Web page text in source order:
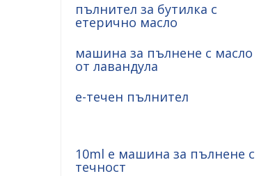
пълнител за бутилка с
етерично масло
машина за пълнене с масло
от лавандула
е-течен пълнител
10ml e машина за пълнене с
течност